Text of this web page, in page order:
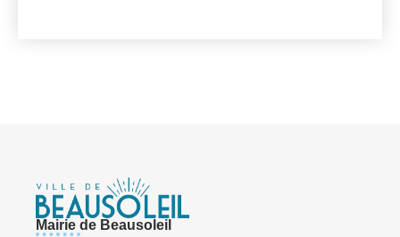
Mairie de Beausoleil